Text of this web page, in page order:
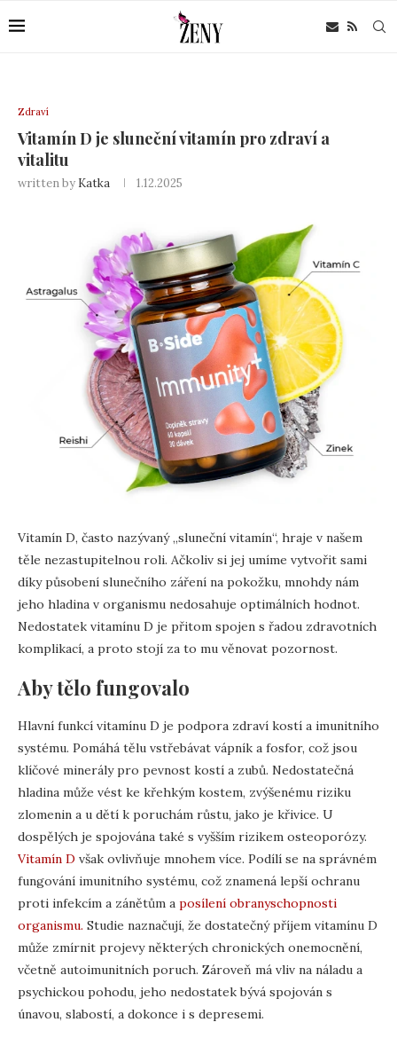
Zdraví
Vitamín D je sluneční vitamín pro zdraví a
vitalitu
written by Katka 1.12.2025
Vitamín D, často nazývaný „sluneční vitamín“, hraje v našem
těle nezastupitelnou roli. Ačkoliv si jej umíme vytvořit sami
díky působení slunečního záření na pokožku, mnohdy nám
jeho hladina v organismu nedosahuje optimálních hodnot.
Nedostatek vitamínu D je přitom spojen s řadou zdravotních
komplikací, a proto stojí za to mu věnovat pozornost.
Aby tělo fungovalo
Hlavní funkcí vitamínu D je podpora zdraví kostí a imunitního
systému. Pomáhá tělu vstřebávat vápník a fosfor, což jsou
klíčové minerály pro pevnost kostí a zubů. Nedostatečná
hladina může vést ke křehkým kostem, zvýšenému riziku
zlomenin a u dětí k poruchám růstu, jako je křivice. U
dospělých je spojována také s vyšším rizikem osteoporózy.
Vitamín D však ovlivňuje mnohem více. Podílí se na správném
fungování imunitního systému, což znamená lepší ochranu
proti infekcím a zánětům a posílení obranyschopnosti
organismu. Studie naznačují, že dostatečný příjem vitamínu D
může zmírnit projevy některých chronických onemocnění,
včetně autoimunitních poruch. Zároveň má vliv na náladu a
psychickou pohodu, jeho nedostatek bývá spojován s
únavou, slabostí, a dokonce i s depresemi.